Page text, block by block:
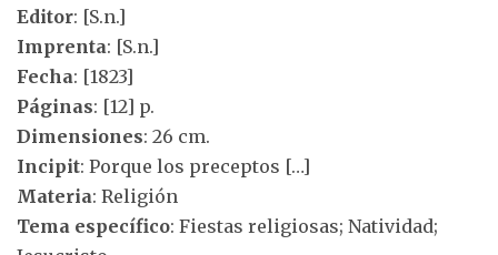
Editor: [S.n.]
Imprenta: [S.n.]
Fecha: [1823]
Páginas: [12] p.
Dimensiones: 26 cm.
Incipit: Porque los preceptos […]
Materia: Religión
Tema específico: Fiestas religiosas; Natividad;